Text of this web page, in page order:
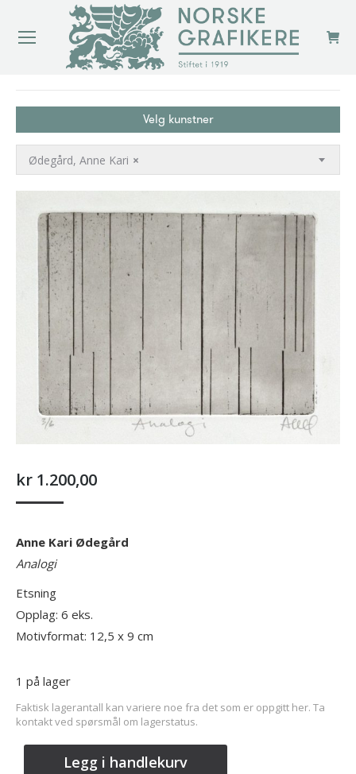
Velg kunstner
×
Ødegård, Anne Kari
kr 1.200,00
Anne Kari Ødegård
Analogi
Etsning
Opplag: 6 eks.
Motivformat: 12,5 x 9 cm
1 på lager
Faktisk lagerantall kan variere noe fra det som er oppgitt her. Ta
kontakt ved spørsmål om lagerstatus.
Legg i handlekurv